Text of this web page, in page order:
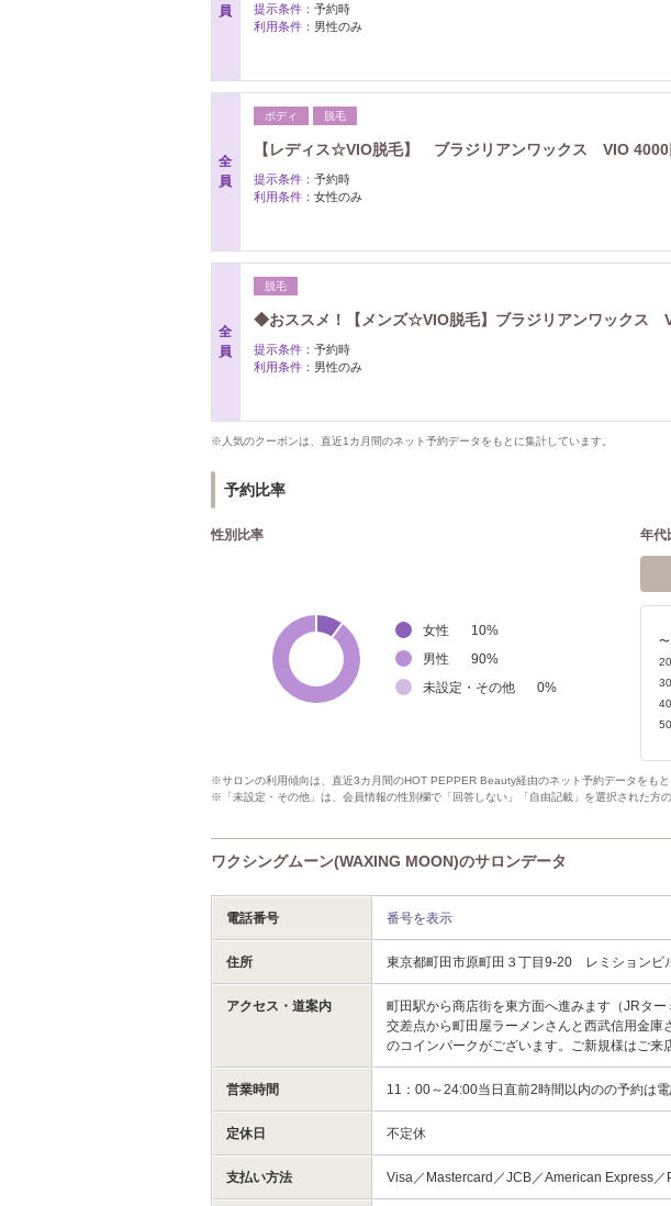
員
提示条件： 予約時
利用条件： 男性のみ
全
員
ボディ 脱毛
【レディス☆VIO脱毛】 ブラジリアンワックス VIO 4000
提示条件： 予約時
利用条件： 女性のみ
全
員
脱毛
◆おススメ！【メンズ☆VIO脱毛】ブラジリアンワックス
提示条件： 予約時
利用条件： 男性のみ
※人気のクーポンは、直近1カ月間のネット予約データをもとに集計しています。
予約比率
性別比率
女性 10%
男性
90%
未設定・その他
0%
年代
※サロンの利用傾向は、直近3カ月間のHOT PEPPER Beauty経由のネット予約データをもと
※「未設定・その他」は、会員情報の性別欄で「回答しない」「自由記載」を選択された方
ワクシングムーン(WAXING MOON)のサロンデータ
電話番号 番号を表示
住所 東京都町田市原町田３丁目9-20 レミションビ
アクセス・道案内
町田駅から商店街を東方面へ進みます（JRタ
交差点から町田屋ラーメンさんと西武信用金
のコインパークがございます。ご新規様はご来
営業時間 11：00～24:00当日直前2時間以内のの予約は
定休日 不定休
支払い方法 Visa／Mastercard／JCB／American Express